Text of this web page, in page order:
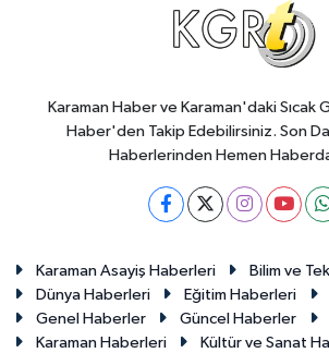
Karaman Haber ve Karaman'daki Sıcak
Haber'den Takip Edebilirsiniz. Son
Haberlerinden Hemen
Karaman Asayiş Haberleri
Bilim ve
Dünya Haberleri
Eğitim Haberleri
Genel Haberler
Güncel Haberler
Karaman Haberleri
Kültür ve Sanat